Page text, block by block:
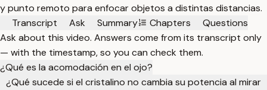
y punto remoto para enfocar objetos a distintas distancias.
Transcript
Ask Summary Chapters
Questions
Ask about this video. Answers come from its transcript only
— with the timestamp, so you can check them.
¿Qué es la acomodación en el ojo?
¿Qué sucede si el cristalino no cambia su potencia al mirar